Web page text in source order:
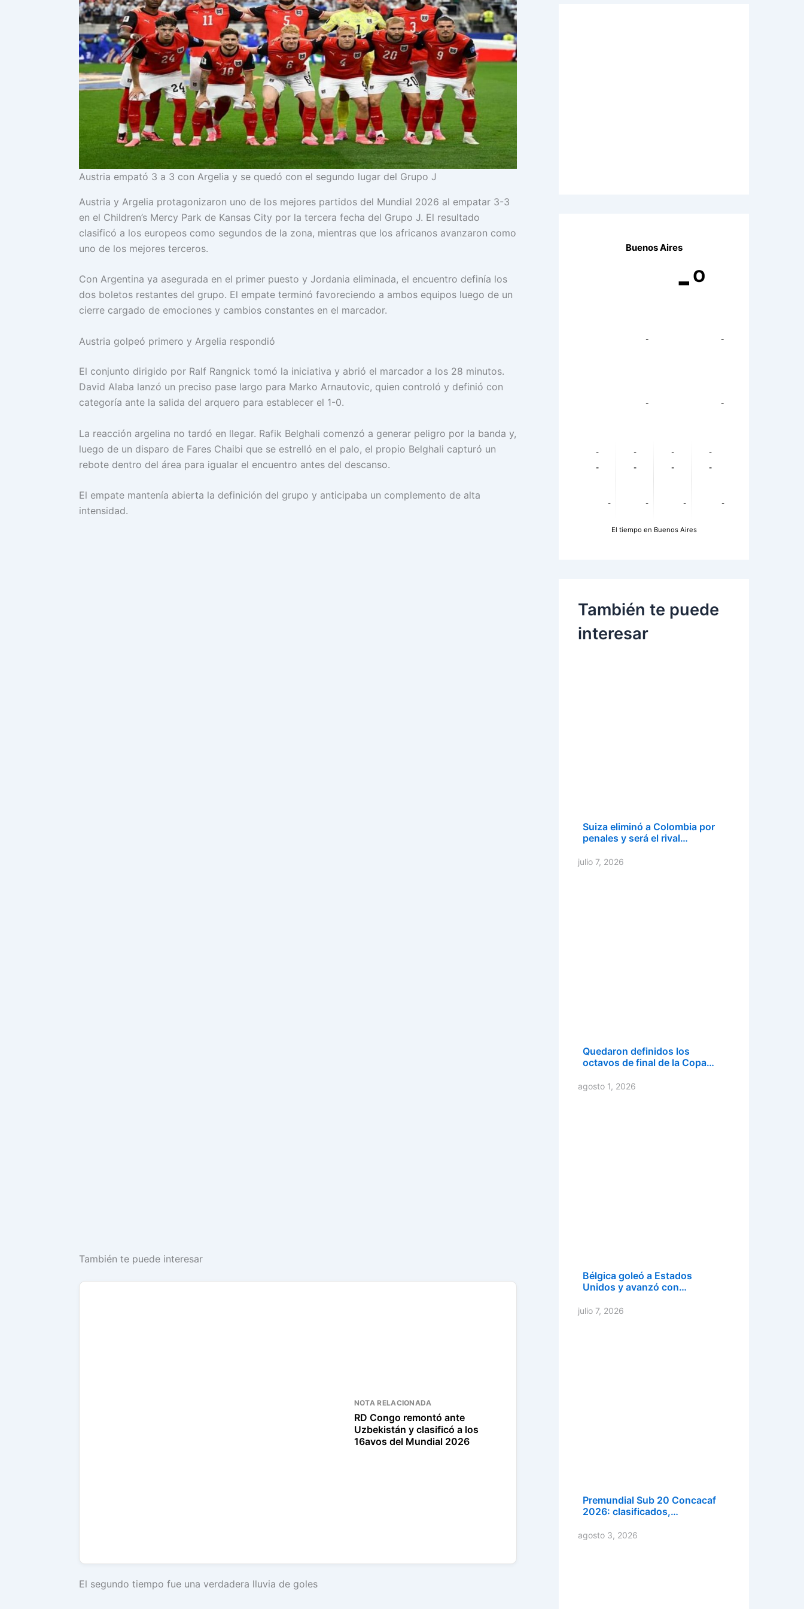
Austria empató 3 a 3 con Argelia y se quedó con el segundo lugar del Grupo J
Austria y Argelia protagonizaron uno de los mejores partidos del Mundial 2026 al empatar 3-3
en el Children’s Mercy Park de Kansas City por la tercera fecha del Grupo J. El resultado
clasificó a los europeos como segundos de la zona, mientras que los africanos avanzaron como
uno de los mejores terceros.
Con Argentina ya asegurada en el primer puesto y Jordania eliminada, el encuentro definía los
dos boletos restantes del grupo. El empate terminó favoreciendo a ambos equipos luego de un
cierre cargado de emociones y cambios constantes en el marcador.
Austria golpeó primero y Argelia respondió
El conjunto dirigido por Ralf Rangnick tomó la iniciativa y abrió el marcador a los 28 minutos.
David Alaba lanzó un preciso pase largo para Marko Arnautovic, quien controló y definió con
categoría ante la salida del arquero para establecer el 1-0.
La reacción argelina no tardó en llegar. Rafik Belghali comenzó a generar peligro por la banda y,
luego de un disparo de Fares Chaibi que se estrelló en el palo, el propio Belghali capturó un
rebote dentro del área para igualar el encuentro antes del descanso.
El empate mantenía abierta la definición del grupo y anticipaba un complemento de alta
intensidad.
También te puede interesar
NOTA RELACIONADA
RD Congo remontó ante
Uzbekistán y clasificó a los
16avos del Mundial 2026
El segundo tiempo fue una verdadera lluvia de goles
Buenos Aires
-º
- -
- -
-
-
-
-
-
-
-
-
-
-
-
-
El tiempo en Buenos Aires
También te puede
interesar
Suiza eliminó a Colombia por
penales y será el rival…
julio 7, 2026
Quedaron definidos los
octavos de final de la Copa…
agosto 1, 2026
Bélgica goleó a Estados
Unidos y avanzó con…
julio 7, 2026
Premundial Sub 20 Concacaf
2026: clasificados,…
agosto 3, 2026